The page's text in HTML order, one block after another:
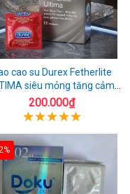
cao su Durex Fetherlite
siêu mỏng tăng cảm
giác
200.000₫